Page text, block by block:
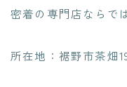
密着の専門店ならで
所在地：裾野市茶畑